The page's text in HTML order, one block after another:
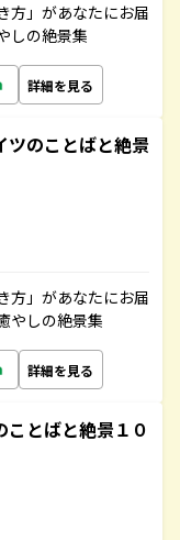
方」があなたにお届
しの絶景集
詳細を見る
ツのことばと絶景
方」があなたにお届
やしの絶景集
詳細を見る
とばと絶景１０